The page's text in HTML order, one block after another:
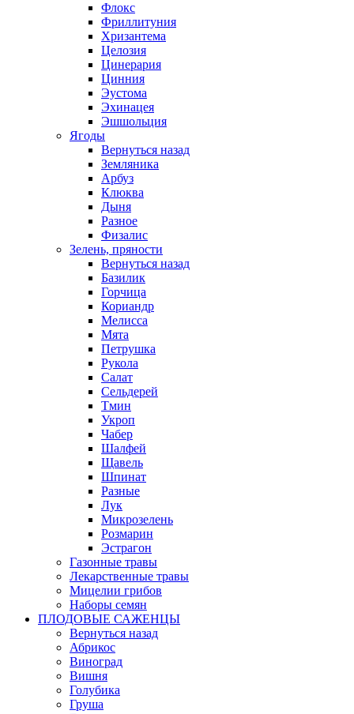
Флокс
Фриллитуния
Хризантема
Целозия
Цинерария
Цинния
Эустома
Эхинацея
Эшшольция
Ягоды
Вернуться назад
Земляника
Арбуз
Клюква
Дыня
Разное
Физалис
Зелень, пряности
Вернуться назад
Базилик
Горчица
Кориандр
Мелисса
Мята
Петрушка
Рукола
Салат
Сельдерей
Тмин
Укроп
Чабер
Шалфей
Щавель
Шпинат
Разные
Лук
Микрозелень
Розмарин
Эстрагон
Газонные травы
Лекарственные травы
Мицелии грибов
Наборы семян
ПЛОДОВЫЕ САЖЕНЦЫ
Вернуться назад
Абрикос
Виноград
Вишня
Голубика
Груша